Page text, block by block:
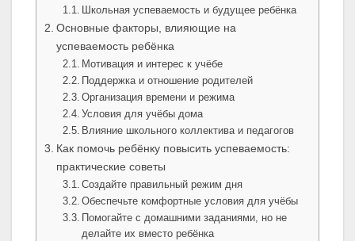
Школьная успеваемость и будущее ребёнка
Основные факторы, влияющие на
успеваемость ребёнка
Мотивация и интерес к учёбе
Поддержка и отношение родителей
Организация времени и режима
Условия для учёбы дома
Влияние школьного коллектива и педагогов
Как помочь ребёнку повысить успеваемость:
практические советы
Создайте правильный режим дня
Обеспечьте комфортные условия для учёбы
Помогайте с домашними заданиями, но не
делайте их вместо ребёнка